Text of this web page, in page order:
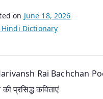
on June 18, 2026
Hindi Dictionary
Rai Bachchan
प्रसिद्ध कविताएं